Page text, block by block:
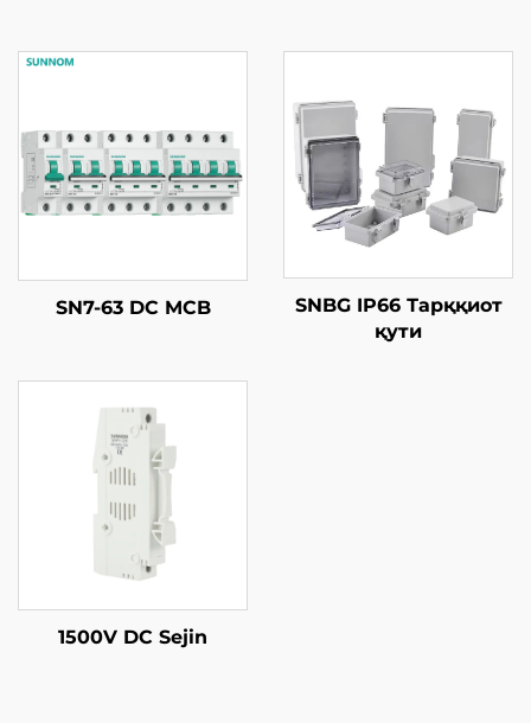
SN7-63 DC MCB
SNBG IP66 Тарққиот
қути
1500V DC Sejin